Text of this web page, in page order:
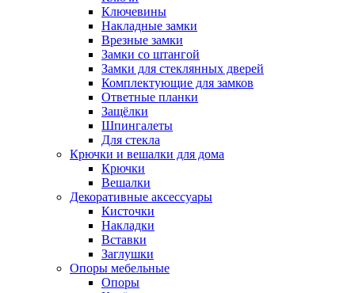
Ключевины
Накладные замки
Врезные замки
Замки со штангой
Замки для стеклянных дверей
Комплектующие для замков
Ответные планки
Защёлки
Шпингалеты
Для стекла
Крючки и вешалки для дома
Крючки
Вешалки
Декоративные аксессуары
Кисточки
Накладки
Вставки
Заглушки
Опоры мебельные
Опоры